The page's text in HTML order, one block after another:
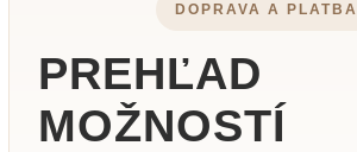
DOPRAVA A PLATBA
PREHĽAD
MOŽNOSTÍ